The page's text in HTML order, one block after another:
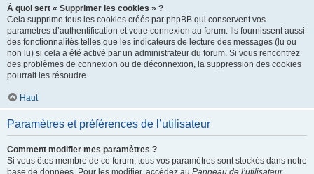
À quoi sert « Supprimer les cookies » ?
Cela supprime tous les cookies créés par phpBB qui conservent vos
paramètres d’authentification et votre connexion au forum. Ils fournissent aussi
des fonctionnalités telles que les indicateurs de lecture des messages (lu ou
non lu) si cela a été activé par un administrateur du forum. Si vous rencontrez
des problèmes de connexion ou de déconnexion, la suppression des cookies
pourrait les résoudre.
Haut
Paramètres et préférences de l’utilisateur
Comment modifier mes paramètres ?
Si vous êtes membre de ce forum, tous vos paramètres sont stockés dans notre
base de données. Pour les modifier, accédez au Panneau de l’utilisateur